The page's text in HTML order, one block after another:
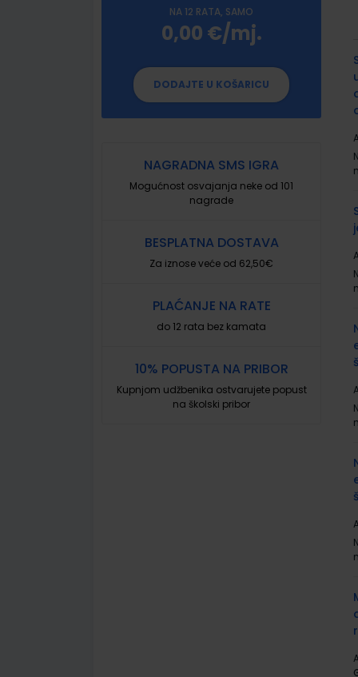
NA 12 RATA, SAMO
0,00 €/mj.
DODAJTE U KOŠARICU
NAGRADNA SMS IGRA
Mogućnost osvajanja neke od 101
nagrade
BESPLATNA DOSTAVA
Za iznose veće od 62,50€
PLAĆANJE NA RATE
do 12 rata bez kamata
10% POPUSTA NA PRIBOR
Kupnjom udžbenika ostvarujete popust
na školski pribor